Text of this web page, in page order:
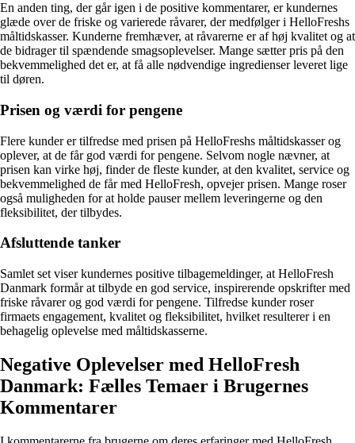
En anden ting, der går igen i de positive kommentarer, er kundernes
glæde over de friske og varierede råvarer, der medfølger i HelloFreshs
måltidskasser. Kunderne fremhæver, at råvarerne er af høj kvalitet og at
de bidrager til spændende smagsoplevelser. Mange sætter pris på den
bekvemmelighed det er, at få alle nødvendige ingredienser leveret lige
til døren.
Prisen og værdi for pengene
Flere kunder er tilfredse med prisen på HelloFreshs måltidskasser og
oplever, at de får god værdi for pengene. Selvom nogle nævner, at
prisen kan virke høj, finder de fleste kunder, at den kvalitet, service og
bekvemmelighed de får med HelloFresh, opvejer prisen. Mange roser
også muligheden for at holde pauser mellem leveringerne og den
fleksibilitet, der tilbydes.
Afsluttende tanker
Samlet set viser kundernes positive tilbagemeldinger, at HelloFresh
Danmark formår at tilbyde en god service, inspirerende opskrifter med
friske råvarer og god værdi for pengene. Tilfredse kunder roser
firmaets engagement, kvalitet og fleksibilitet, hvilket resulterer i en
behagelig oplevelse med måltidskasserne.
Negative Oplevelser med HelloFresh
Danmark: Fælles Temaer i Brugernes
Kommentarer